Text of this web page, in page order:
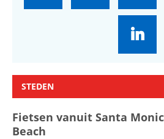
STEDEN
Fietsen vanuit Santa
Beach